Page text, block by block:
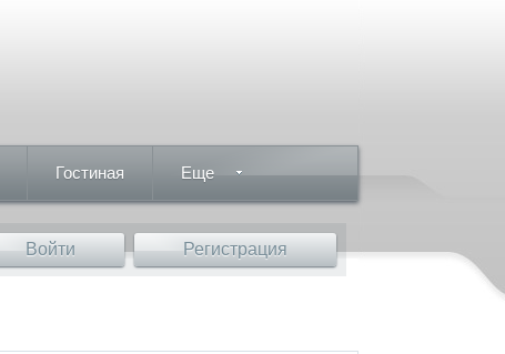
Гостиная Еще
Войти Регистрация